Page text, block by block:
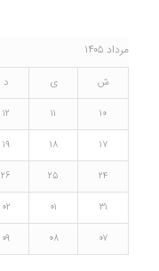
مرداد ۱۴۰۵
ش ی د
۱۰
۱۱ ۱۲
۱۷
۱۸ ۱۹
۲۴
۲۵ ۲۶
۳۱
۰۱ ۰۲
۰۷
۰۸ ۰۹